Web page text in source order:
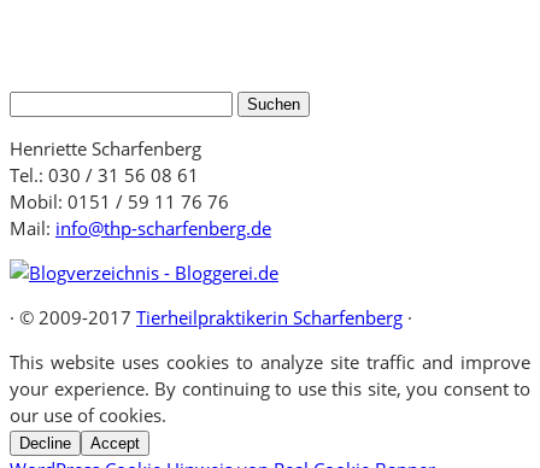
Suchen
Henriette Scharfenberg
Tel.: 030 / 31 56 08 61
Mobil: 0151 / 59 11 76 76
Mail: info@thp-scharfenberg.de
· © 2009-2017 Tierheilpraktikerin Scharfenberg ·
This website uses cookies to analyze site traffic and improve
your experience. By continuing to use this site, you consent to
our use of cookies.
Decline Accept